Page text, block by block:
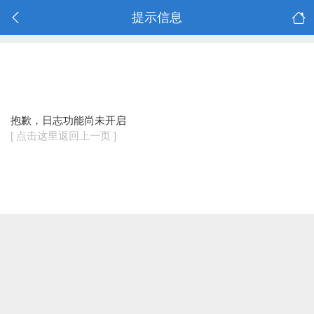
提示信息
抱歉，日志功能尚未开启
[ 点击这里返回上一页 ]